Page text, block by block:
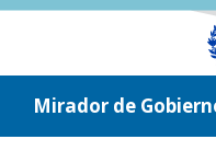
ir a contenido
ir al menú
Mirador de